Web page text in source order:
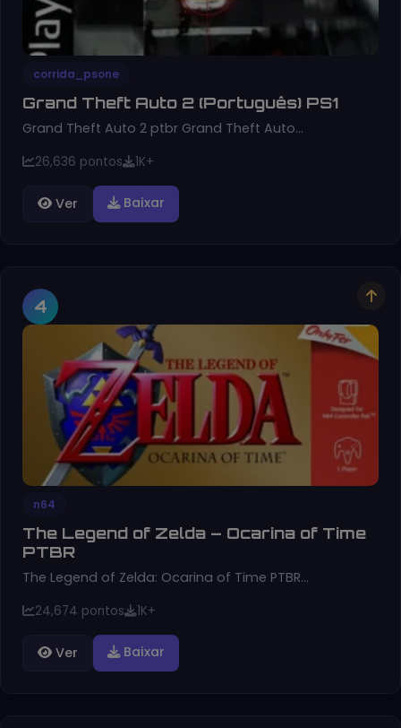
corrida_psone
Grand Theft Auto 2 (Português) PS1
Grand Theft Auto 2 ptbr Grand Theft Auto…
26,636 pontos 1K+
Ver Baixar
4
n64
The Legend of Zelda – Ocarina of Time
PTBR
The Legend of Zelda: Ocarina of Time PTBR…
24,674 pontos 1K+
Ver Baixar